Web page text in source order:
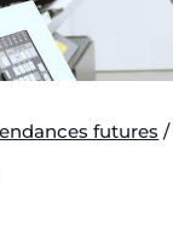
futures /